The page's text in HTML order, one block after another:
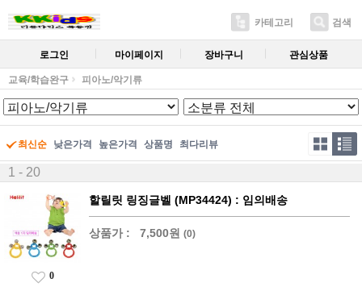
카테고리 검색
로그인 마이페이지 장바구니 관심상품
교육/학습완구 피아노/악기류
최신순 낮은가격 높은가격 상품명 최다리뷰
1 - 20
할릴릿 링징글벨 (MP34424) : 임의배송
상품가 : 7,500원 (0)
0